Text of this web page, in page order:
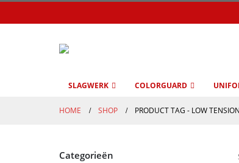
SLAGWERK COLORGUARD
HOME SHOP PRODUCT TAG - LOW TENSION
Categorieën